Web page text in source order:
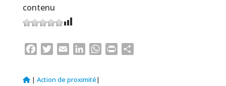
contenu
FacebookTwitter
Email LinkedInWhatsApp
Print
| Action de proximité|